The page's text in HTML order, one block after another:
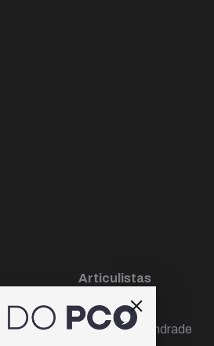
Articulistas
Décio Freire
Dr Marcos Andrade